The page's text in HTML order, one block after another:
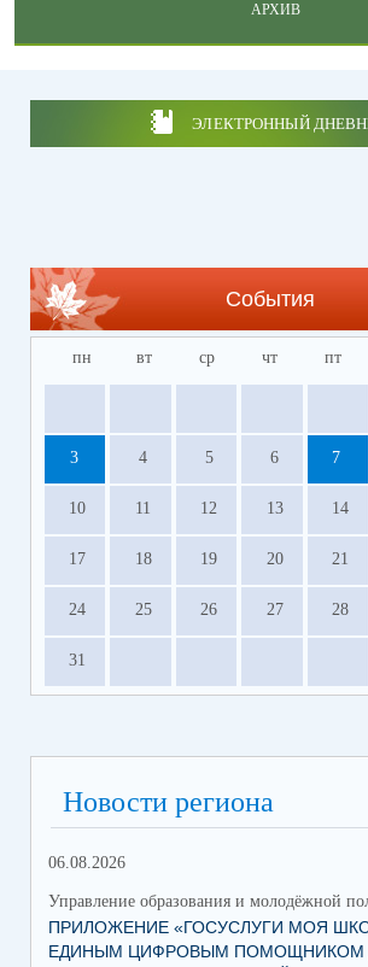
АРХИВ
ЭЛЕКТРОННЫЙ
События
пн вт ср чт пт
3 4 5 6 7
10 11 12 13 14
17 18 19 20 21
24 25 26 27 28
31
Новости региона
06.08.2026
Управление образования и молодёжной
ПРИЛОЖЕНИЕ «ГОСУСЛУГИ МОЯ
ЕДИНЫМ ЦИФРОВЫМ ПОМОЩНИКОМ ДЛЯ